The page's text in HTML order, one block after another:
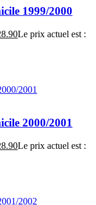
1999/2000
Le prix actuel est :
2000/2001
Le prix actuel est :